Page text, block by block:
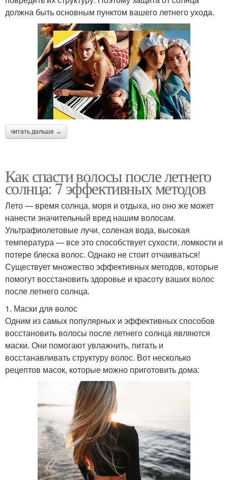
должна быть основным пунктом вашего летнего ухода.
читать дальше →
Как спасти волосы после летнего
солнца: 7 эффективных методов
Лето — время солнца, моря и отдыха, но оно же может
нанести значительный вред нашим волосам.
Ультрафиолетовые лучи, соленая вода, высокая
температура — все это способствует сухости, ломкости и
потере блеска волос. Однако не стоит отчаиваться!
Существует множество эффективных методов, которые
помогут восстановить здоровье и красоту ваших волос
после летнего солнца.
1. Маски для волос
Одним из самых популярных и эффективных способов
восстановить волосы после летнего солнца являются
маски. Они помогают увлажнить, питать и
восстанавливать структуру волос. Вот несколько
рецептов масок, которые можно приготовить дома: